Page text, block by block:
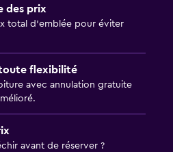
des prix
total d’emblée pour éviter
toute flexibilité
avec annulation gratuite
avant de réserver ?